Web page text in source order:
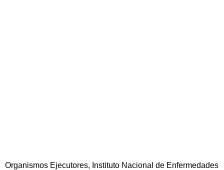
Organismos Ejecutores, Instituto Nacional de Enfermedades